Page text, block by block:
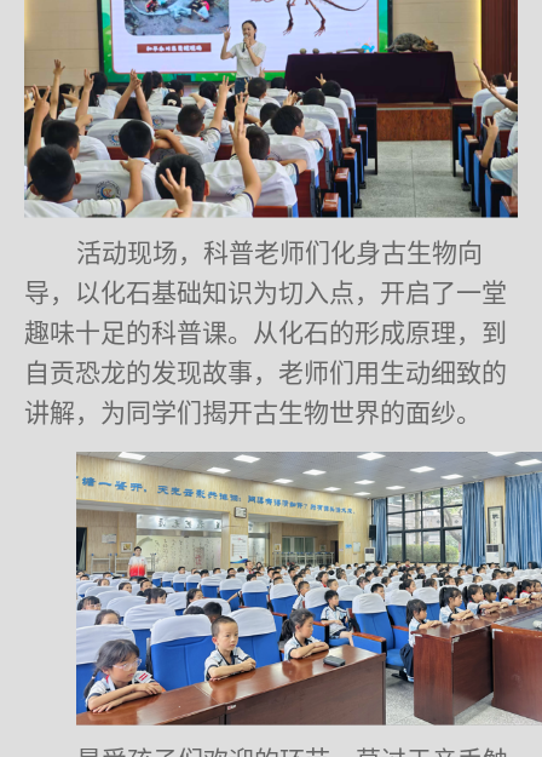
活动现场，科普老师们化身古生物向
导，以化石基础知识为切入点，开启了一堂
趣味十足的科普课。从化石的形成原理，到
自贡恐龙的发现故事，老师们用生动细致的
讲解，为同学们揭开古生物世界的面纱。